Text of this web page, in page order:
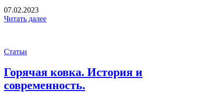
07.02.2023
Читать далее
Статьи
Горячая ковка. История и
современность.